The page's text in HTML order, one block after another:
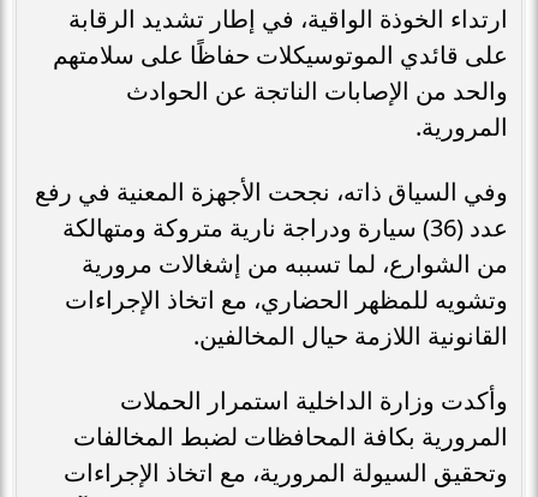
ارتداء الخوذة الواقية، في إطار تشديد الرقابة
على قائدي الموتوسيكلات حفاظًا على سلامتهم
والحد من الإصابات الناتجة عن الحوادث
المرورية.
وفي السياق ذاته، نجحت الأجهزة المعنية في رفع
عدد (36) سيارة ودراجة نارية متروكة ومتهالكة
من الشوارع، لما تسببه من إشغالات مرورية
وتشويه للمظهر الحضاري، مع اتخاذ الإجراءات
القانونية اللازمة حيال المخالفين.
وأكدت وزارة الداخلية استمرار الحملات
المرورية بكافة المحافظات لضبط المخالفات
وتحقيق السيولة المرورية، مع اتخاذ الإجراءات